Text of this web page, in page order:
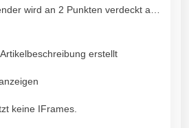
wird an 2 Punkten verdeckt a…
erstellt
keine IFrames.